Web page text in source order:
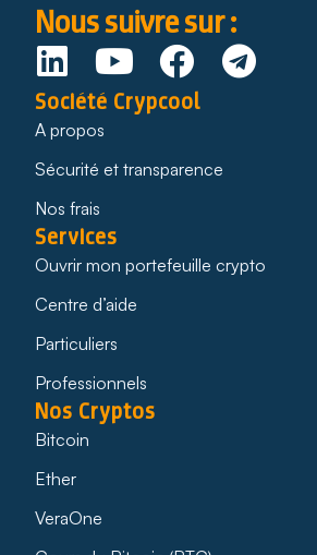
Nous suivre sur :
Société Crypcool
A propos
Sécurité et transparence
Nos frais
Services
Ouvrir mon portefeuille crypto
Centre d’aide
Particuliers
Professionnels
Nos Cryptos
Bitcoin
Ether
VeraOne